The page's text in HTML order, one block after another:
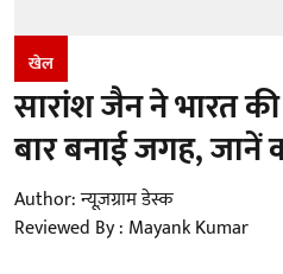
खेल
सारांश जैन ने भारत
बार बनाई जगह, जानें
Author:न्यूज़ग्राम डेस्क
Reviewed By : Mayank Kumar